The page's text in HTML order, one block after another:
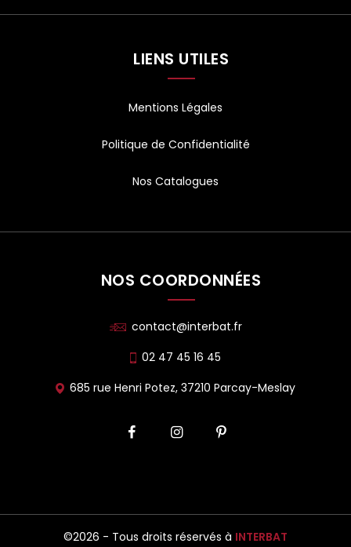
LIENS UTILES
Mentions Légales
Politique de Confidentialité
Nos Catalogues
NOS COORDONNÉES
contact@interbat.fr
02 47 45 16 45
685 rue Henri Potez, 37210 Parcay-Meslay
©2026 - Tous droits réservés à INTERBAT